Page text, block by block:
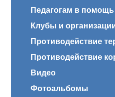
Педагогам в помощь
Клубы и
Противодействие
Противодействие
Видео
Фотоальбомы